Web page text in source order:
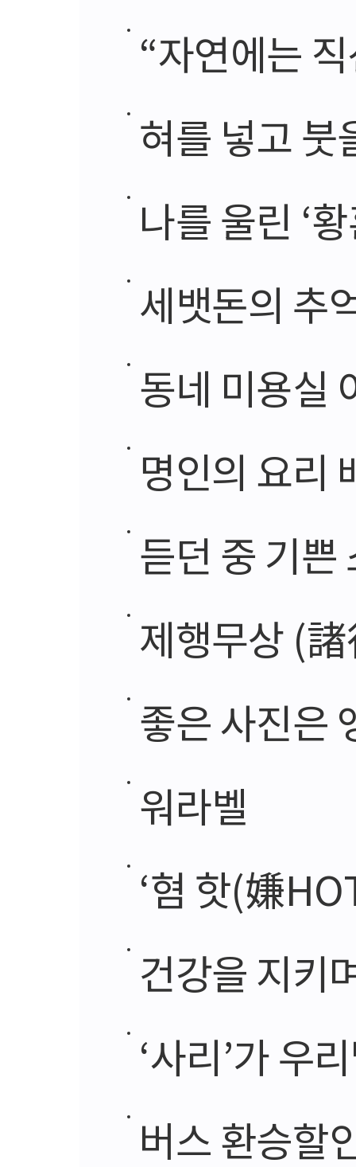
“자연에는
혀를 넣고 붓
나를 울린 ‘
세뱃돈의 추
동네 미용실
명인의 요리
듣던 중 기쁜
제행무상 (
좋은 사진은
워라벨
‘혐 핫(嫌
건강을 지키
‘사리’가 우
버스 환승할